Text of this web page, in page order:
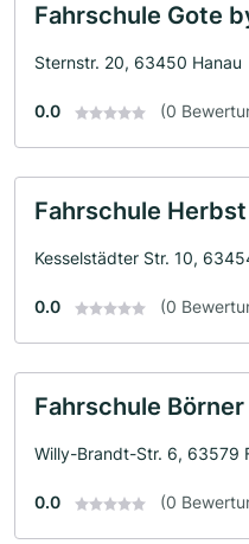
Fahrschule Gote
Sternstr. 20, 63450 Hanau
0.0 (0
Fahrschule
Kesselstädter Str. 10,
0.0 (0
Fahrschule Börner
Willy-Brandt-Str. 6, 63579
0.0 (0